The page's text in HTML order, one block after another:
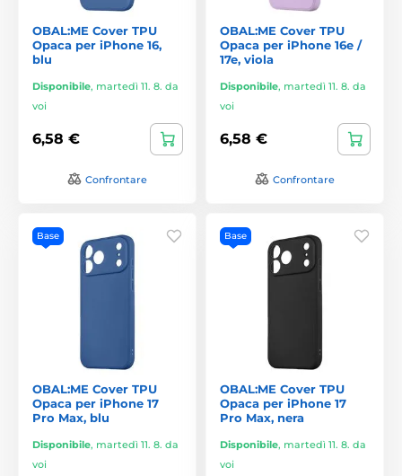
OBAL:ME Cover TPU
Opaca per iPhone 16,
blu
Disponibile, martedì 11. 8. da
voi
6,58 €
Confrontare
OBAL:ME Cover TPU
Opaca per iPhone 16e /
17e, viola
Disponibile, martedì 11. 8. da
voi
6,58 €
Confrontare
Base
OBAL:ME Cover TPU
Opaca per iPhone 17
Pro Max, blu
Disponibile, martedì 11. 8. da
voi
Base
OBAL:ME Cover TPU
Opaca per iPhone 17
Pro Max, nera
Disponibile, martedì 11. 8. da
voi